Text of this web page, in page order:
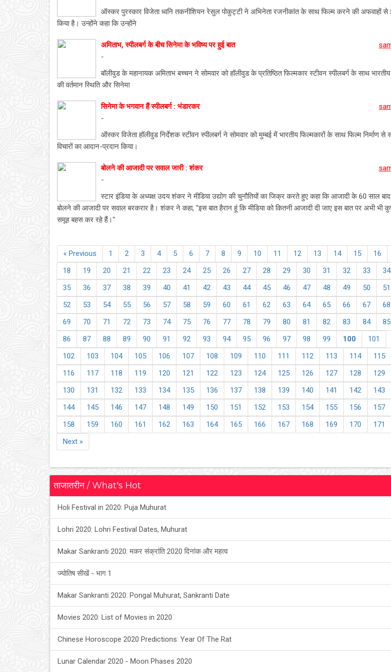
ऑस्कर पुरस्कार विजेता ध्वनि तकनीशियन रेसुल पोकुट्टी ने अभिनेता रजनीकांत के साथ फिल्म करने की अफवाहों से
किया है। उन्होंने कहा कि उन्होंने
अमिताभ, स्पीलबर्ग के बीच सिनेमा के भविष्य पर हुई बात
-
बॉलीवुड के महानायक अमिताभ बच्चन ने सोमवार को हॉलीवुड के प्रतिष्ठित फिल्मकार स्टीवन स्पीलबर्ग के साथ
की वर्तमान स्थिति और सिनेमा
सिनेमा के भगवान हैं स्पीलबर्ग : भंडारकर
-
ऑस्कर विजेता हॉलीवुड निर्देशक स्टीवन स्पीलबर्ग ने सोमवार को मुम्बई में भारतीय फिल्मकारों के साथ फिल्म निर्माण से
विचारों का आदान-प्रदान किया।
बोलने की आजादी पर सवाल जारी : शंकर
-
स्टार इंडिया के अध्यक्ष उदय शंकर ने मीडिया उद्योग की चुनौतियों का जिक्र करते हुए कहा कि आजादी के 60 साल
बोलने की आजादी पर सवाल बरकरार है। शंकर ने कहा, "इस बात हैरान हूं कि मीडिया को कितनी आजादी दी जाए इस बात पर अभी भी
समूह बहस कर रहे हैं।"
« Previous 1 2 3 4 5 6 7 8 9 10 11 12 13 14 15 16
18
19 20 21 22 23 24 25 26 27 28 29 30 31 32 33
34
35
36 37 38 39 40 41 42 43 44 45 46 47 48 49 50
51
52
53 54 55 56 57 58 59 60 61 62 63 64 65 66 67
68
69
70 71 72 73 74 75 76 77 78 79 80 81 82 83 84
85
86
87 88 89 90 91 92 93 94 95 96 97 98 99 100
101
102
103 104 105 106 107 108 109 110 111 112 113 114
115
116
117 118 119 120 121 122 123 124 125 126 127 128
129
130
131 132 133 134 135 136 137 138 139 140 141 142
143
144
145 146 147 148 149 150 151 152 153 154 155 156
157
158
159 160 161 162 163 164 165 166 167 168 169 170
171
Next »
ताजातरीन / What's Hot
Holi Festival in 2020: Puja Muhurat
Lohri 2020: Lohri Festival Dates, Muhurat
Makar Sankranti 2020: मकर संक्रांति 2020 दिनांक और महत्व
ज्योतिष सीखें - भाग 1
Makar Sankranti 2020: Pongal Muhurat, Sankranti Date
Movies 2020: List of Movies in 2020
Chinese Horoscope 2020 Predictions: Year Of The Rat
Lunar Calendar 2020 - Moon Phases 2020